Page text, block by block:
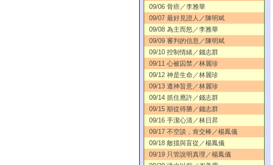
09/06 骨癌／李雅華
09/07 最好見證人／陳明斌
09/08 為主而怒／李雅華
09/09 審判的信息／陳明斌
09/10 控制情緒／錢志群
09/11 心被囚禁／林麗珍
09/12 神是生命／林麗珍
09/13 遵神旨意／林麗珍
09/14 抓住應許／錢志群
09/15 順從得勝／錢志群
09/16 手潔心清／林日昇
09/17 不空談，肯交棒／楊鳳儀
09/18 敵擋與盲從／楊鳳儀
09/19 只管說明真理／楊鳳儀